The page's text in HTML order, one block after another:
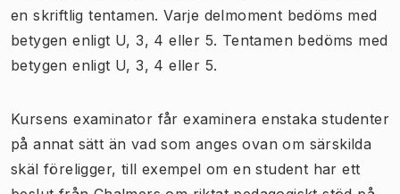
en skriftlig tentamen. Varje delmoment bedöms med
betygen enligt U, 3, 4 eller 5. Tentamen bedöms med
betygen enligt U, 3, 4 eller 5.
Kursens examinator får examinera enstaka studenter
på annat sätt än vad som anges ovan om särskilda
skäl föreligger, till exempel om en student har ett